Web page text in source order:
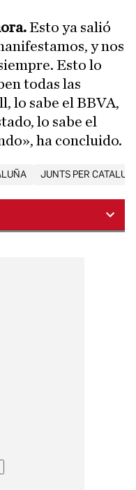
Esto ya salió
y nos
Esto lo
todas las
lo sabe el BBVA,
lo sabe el
ha concluido.
JUNTS PER